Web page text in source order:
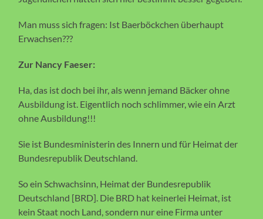
Man muss sich fragen: Ist Baerböckchen überhaupt
Erwachsen???
Zur Nancy Faeser:
Ha, das ist doch bei ihr, als wenn jemand Bäcker ohne
Ausbildung ist. Eigentlich noch schlimmer, wie ein Arzt
ohne Ausbildung!!!
Sie ist Bundesministerin des Innern und für Heimat der
Bundesrepublik Deutschland.
So ein Schwachsinn, Heimat der Bundesrepublik
Deutschland [BRD]. Die BRD hat keinerlei Heimat, ist
kein Staat noch Land, sondern nur eine Firma unter